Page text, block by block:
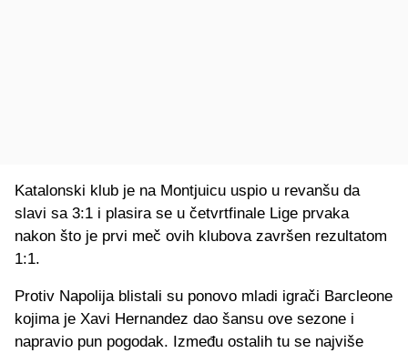
Katalonski klub je na Montjuicu uspio u revanšu da
slavi sa 3:1 i plasira se u četvrtfinale Lige prvaka
nakon što je prvi meč ovih klubova završen rezultatom
1:1.
Protiv Napolija blistali su ponovo mladi igrači Barcleone
kojima je Xavi Hernandez dao šansu ove sezone i
napravio pun pogodak. Između ostalih tu se najviše